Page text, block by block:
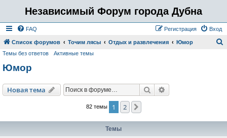
Независимый Форум города Дубна
FAQ Вход
Регистрация
Список форумов Точим лясы Отдых и развлечения Юмор
Темы без ответов Активные темы
Юмор
Новая тема Поиск
82 темы 1 2
Темы